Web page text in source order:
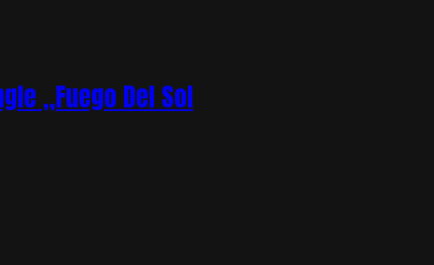
„Fuego Del Sol